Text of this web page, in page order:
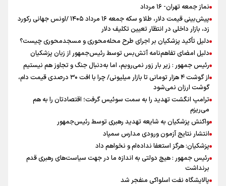
نماز جمعه تهران- ۱۶ مرداد
پیش‌بینی قیمت دلار، طلا و سکه جمعه ۱۶ مرداد ۱۴۰۵ /اونس جهانی رکورد
زد، بازار داخلی در انتظار تعیین تکلیف دلار
دلیل تأکید پزشکیان بر اجرای طرح محله‌محوری و مسجدمحوری چیست؟
دلیل امضای تفاهم‌نامه آتش‌بس توسط رئیس‌جمهور از زبان پزشکیان
رئیس جمهور : زیر بار زور نمی‌رویم، اما به‌دنبال جنگ و تجاوز هم نیستیم
از گوشت ۴ هزار تومانی تا بازار میلیونی/ چرا با افت ۳۰ درصدی قیمت دام،
گوشت ارزان نمی‌شود
ترامپ انگشت تهدید را به سمت سوئیس گرفت؛ اقتصادتان را به هم
می‌ریزم
واکنش پزشکیان به شایعه تهدید رهبری توسط رئیس‌جمهور
انتشار نتایج آزمون ورودی مدارس سمپاد
پزشکیان: هرگز استعفا نداده‌ام و نخواهم داد
رئیس جمهور : هیچ دولتی به اندازه ما در جهت سیاست‌های رهبری قدم
برنداشت
پالایشگاه نفت اسلواکی منفجر شد